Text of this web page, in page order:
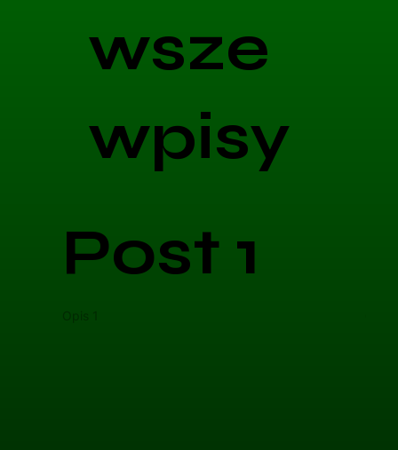
wsze
wpisy
Post 1
Opis 1